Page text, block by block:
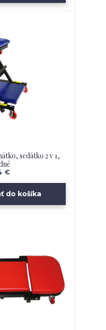
sedátko 2 v 1,
€
do košíka